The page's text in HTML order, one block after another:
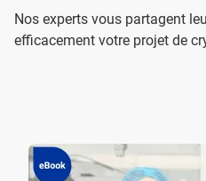
Nos experts vous partagent
efficacement votre projet de